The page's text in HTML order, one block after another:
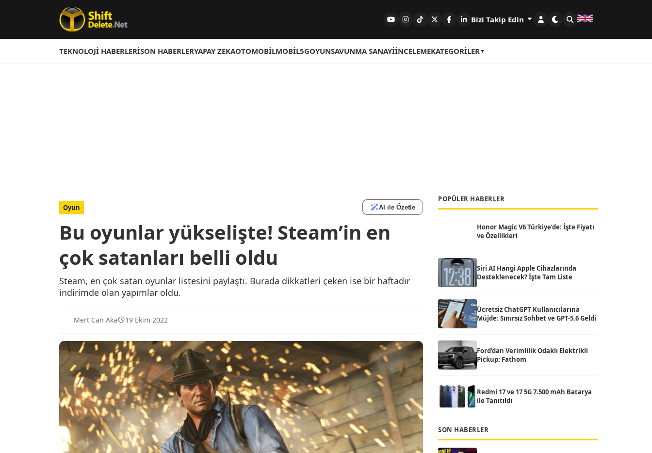
Bizi Takip Edin
TEKNOLOJI HABERLERISON HABERLERYAPAY ZEKAOTOMOBILMOBIL5GOYUNSAVUNMA SANAYIİNCELEMEKATEGORILER
Oyun AI ile Özetle
Bu oyunlar yükselişte! Steam’in en
çok satanları belli oldu
Steam, en çok satan oyunlar listesini paylaştı. Burada dikkatleri çeken ise bir haftadır
indirimde olan yapımlar oldu.
Mert Can Aka 19 Ekim 2022
POPÜLER HABERLER
Honor Magic V6 Türkiye’de: İşte Fiyatı
ve Özellikleri
Siri AI Hangi Apple Cihazlarında
Desteklenecek? İşte Tam Liste
Ücretsiz ChatGPT Kullanıcılarına
Müjde: Sınırsız Sohbet ve GPT-5.6 Geldi
Ford’dan Verimlilik Odaklı Elektrikli
Pickup: Fathom
Redmi 17 ve 17 5G 7.500 mAh Batarya
ile Tanıtıldı
SON HABERLER